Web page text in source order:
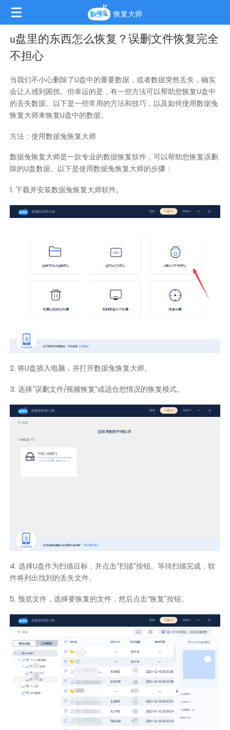
恢复大师
u盘里的东西怎么恢复？误删文件恢复完全
不担心
当我们不小心删除了U盘中的重要数据，或者数据突然丢失，确实
会让人感到困扰。但幸运的是，有一些方法可以帮助您恢复U盘中
的丢失数据。以下是一些常用的方法和技巧，以及如何使用数据兔
恢复大师来恢复U盘中的数据。
方法：使用数据兔恢复大师
数据兔恢复大师是一款专业的数据恢复软件，可以帮助您恢复误删
除的U盘数据。以下是使用数据兔恢复大师的步骤：
1. 下载并安装数据兔恢复大师软件。
2. 将U盘插入电脑，并打开数据兔恢复大师。
3. 选择“误删文件/视频恢复”或适合您情况的恢复模式。
4. 选择U盘作为扫描目标，并点击“扫描”按钮。等待扫描完成，软
件将列出找到的丢失文件。
5. 预览文件，选择要恢复的文件，然后点击“恢复”按钮。